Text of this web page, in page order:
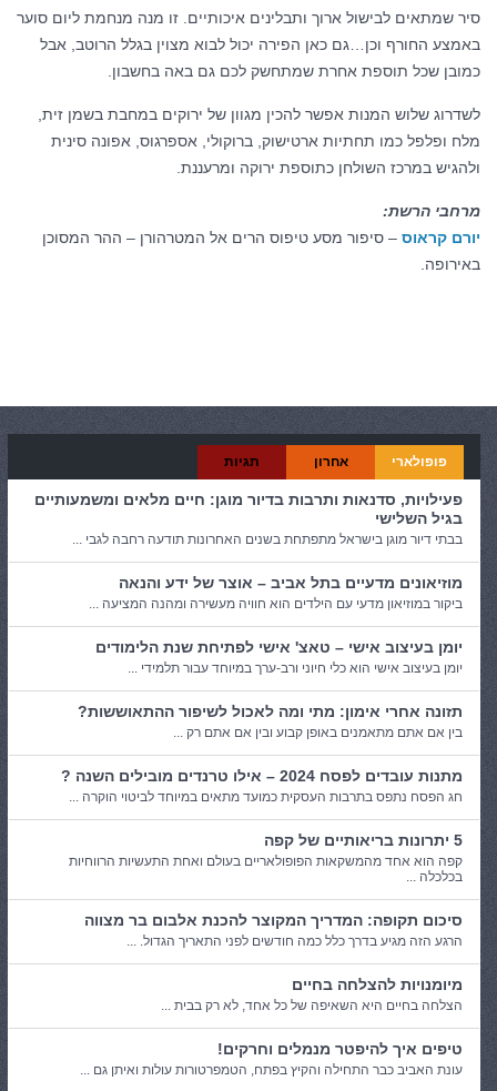
סיר שמתאים לבישול ארוך ותבלינים איכותיים. זו מנה מנחמת ליום סוער
באמצע החורף וכן…גם כאן הפירה יכול לבוא מצוין בגלל הרוטב, אבל
כמובן שכל תוספת אחרת שמתחשק לכם גם באה בחשבון.
לשדרוג שלוש המנות אפשר להכין מגוון של ירוקים במחבת בשמן זית,
מלח ופלפל כמו תחתיות ארטישוק, ברוקולי, אספרגוס, אפונה סינית
ולהגיש במרכז השולחן כתוספת ירוקה ומרעננת.
מרחבי הרשת:
יורם קראוס – סיפור מסע טיפוס הרים אל המטרהורן – ההר המסוכן
באירופה.
פופולארי אחרון תגיות
פעילויות, סדנאות ותרבות בדיור מוגן: חיים מלאים ומשמעותיים
בגיל השלישי
בבתי דיור מוגן בישראל מתפתחת בשנים האחרונות תודעה רחבה לגבי ...
מוזיאונים מדעיים בתל אביב – אוצר של ידע והנאה
ביקור במוזיאון מדעי עם הילדים הוא חוויה מעשירה ומהנה המציעה ...
יומן בעיצוב אישי – טאצ' אישי לפתיחת שנת הלימודים
יומן בעיצוב אישי הוא כלי חיוני ורב-ערך במיוחד עבור תלמידי ...
תזונה אחרי אימון: מתי ומה לאכול לשיפור ההתאוששות?
בין אם אתם מתאמנים באופן קבוע ובין אם אתם רק ...
מתנות עובדים לפסח 2024 – אילו טרנדים מובילים השנה ?
חג הפסח נתפס בתרבות העסקית כמועד מתאים במיוחד לביטוי הוקרה ...
5 יתרונות בריאותיים של קפה
קפה הוא אחד מהמשקאות הפופולאריים בעולם ואחת התעשיות הרווחיות
בכלכלה ...
סיכום תקופה: המדריך המקוצר להכנת אלבום בר מצווה
הרגע הזה מגיע בדרך כלל כמה חודשים לפני התאריך הגדול. ...
מיומנויות להצלחה בחיים
הצלחה בחיים היא השאיפה של כל אחד, לא רק בבית ...
טיפים איך להיפטר מנמלים וחרקים!
עונת האביב כבר התחילה והקיץ בפתח, הטמפרטורות עולות ואיתן גם ...